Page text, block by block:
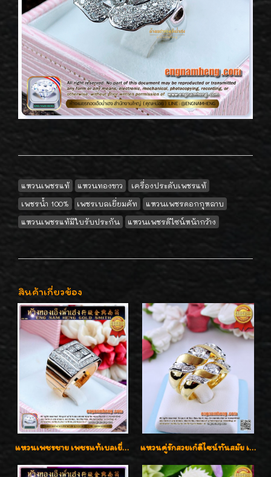
แหวนเพชรแท้ แหวนทองขาว
เครื่องประดับเพชรแท้
เพชรน้ำ 100%
เพชรเบลเยี่ยมคัท
แหวนเพชรดอกกุหลาบ
แหวนเพชรแท้มีใบรับประกัน
แหวนเพชรดีไซน์หน้ากว้าง
สินค้าเกี่ยวข้อง
แหวนเพชรชาย เพชรแท้เบลเยี่ยมคัท น้ำ100% D-Color/VVS 2.46 กะรัต แหวนคู่รักสวยเก๋ดีไซน์ทันสมัย เพชรเบลเยี่ยมคัท น้ำ98 F-Color/VVS ต้อนรับเทศกาลแห่งความรักจ้ะ